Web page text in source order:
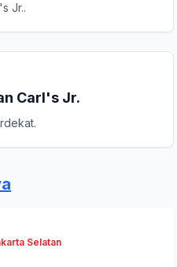
Jr..
Carl's Jr.
Selatan